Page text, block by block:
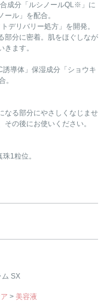
成分「ルシノールQL※」に
ル」を配合。
デリバリー処方」を開発。
部分に密着。肌をほぐしなが
きます。
導体」保湿成分「ショウキ
。
なる部分にやさしくなじませ
の後にお使いください。
1粒位。
ム SX
> 美容液